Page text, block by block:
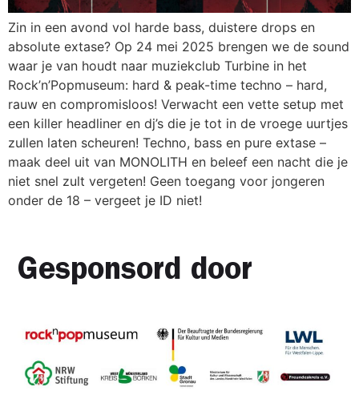
Zin in een avond vol harde bass, duistere drops en
absolute extase? Op 24 mei 2025 brengen we de sound
waar je van houdt naar muziekclub Turbine in het
Rock’n’Popmuseum: hard & peak-time techno – hard,
rauw en compromisloos! Verwacht een vette setup met
een killer headliner en dj’s die je tot in de vroege uurtjes
zullen laten scheuren! Techno, bass en pure extase –
maak deel uit van MONOLITH en beleef een nacht die je
niet snel zult vergeten! Geen toegang voor jongeren
onder de 18 – vergeet je ID niet!
Gesponsord door